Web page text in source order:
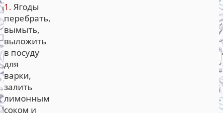
1. Ягоды
перебрать,
вымыть,
выложить
в посуду
для
варки,
залить
лимонным
соком и